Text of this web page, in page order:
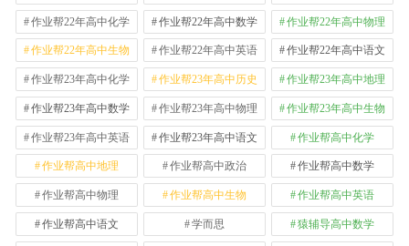
作业帮22年高中化学 作业帮22年高中数学 作业帮22年高中物理
作业帮22年高中生物 作业帮22年高中英语 作业帮22年高中语文
作业帮23年高中化学 作业帮23年高中历史 作业帮23年高中地理
作业帮23年高中数学 作业帮23年高中物理 作业帮23年高中生物
作业帮23年高中英语 作业帮23年高中语文 作业帮高中化学
作业帮高中地理 作业帮高中政治 作业帮高中数学
作业帮高中物理 作业帮高中生物 作业帮高中英语
作业帮高中语文 学而思 猿辅导高中数学